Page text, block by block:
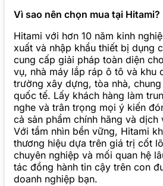
Vì sao nên chọn mua tại Hitami?
Hitami với hơn 10 năm kinh
xuất và nhập khẩu thiết bị dụng
cung cấp giải pháp toàn diện
vụ, nhà máy lắp ráp ô tô và khu
trường xây dựng, tòa nhà,
quốc tế. Lấy khách hàng làm
nghe và trân trọng mọi ý kiến
cả sản phẩm chính hãng và dịch
Với tầm nhìn bền vững, Hitami
thương hiệu dựa trên giá trị cốt
chuyên nghiệp và mối quan hệ
tác đồng hành tin cậy trên con
doanh nghiệp bạn.